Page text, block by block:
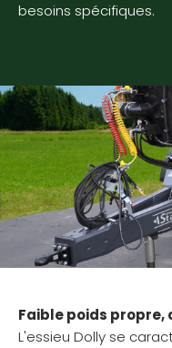
besoins spécifiques.
Faible poids propre,
L'essieu Dolly se